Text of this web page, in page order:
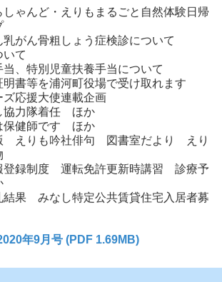
ゃんど・えりもまるごと自然体験日帰
乳がん骨粗しょう症検診について
いて
当、特別児童扶養手当について
明書等を浦河町役場で受け取れます
ズ応援大使連載企画
協力隊着任 ほか
保健師です ほか
えりも吟社俳句 図書室だより えり
登録制度 運転免許更新時講習 診療予
結果 みなし特定公共賃貸住宅入居者募
年9月号 (PDF 1.69MB)